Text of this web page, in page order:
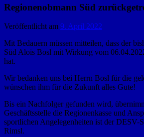
Regionenobmann Süd
Veröffentlicht am 9. April 2022
Mit Bedauern müssen mitteilen, dass der
Süd Alois Bosl mit Wirkung vom
hat.
Wir bedanken uns bei Herrn Bosl für die
wünschen ihm für die Zukunft alles Gute!
Bis ein Nachfolger gefunden wird,
Geschäftsstelle die Regionenkasse und
sportlichen Angelegenheiten ist der DESV-
Rimsl.